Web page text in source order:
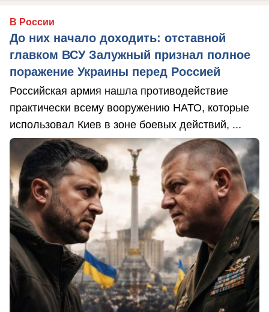
В России
До них начало доходить: отставной
главком ВСУ Залужный признал полное
поражение Украины перед Россией
Российская армия нашла противодействие
практически всему вооружению НАТО, которые
использовал Киев в зоне боевых действий, ...